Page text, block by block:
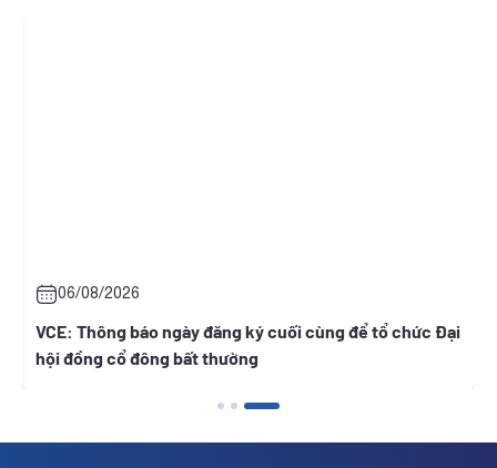
06/08/2026
VCE: Thông báo ngày đăng ký cuối cùng để tổ chức Đại
hội đồng cổ đông bất thường